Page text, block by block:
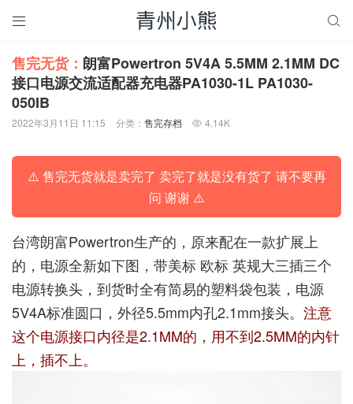
 
售完无货： 朗富Powertron 5V4A 5.5MM 2.1MM DC
接口电源交流适配器充电器PA1030-1L PA1030-
050IB
2022年3月11日 11:15 分类： 售完存档  4.14K
⚠️ 售完无货就是卖完了 卖完了就是没有货了 请不要再
问 谢谢 ⚠️
台湾朗富Powertron生产的，原来配在一款扩展上
的，电源全新如下图，带美标 欧标 英规大三插三个
电源转换头，到货时全有简易的塑料袋包装，电源
5V4A标准圆口，外径5.5mm内孔2.1mm接头。 注意
这个电源接口内径是2.1MM的，用不到2.5MM的内针
上，插不上。